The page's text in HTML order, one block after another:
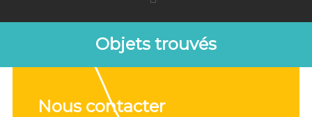
Objets trouvés
Nous contacter